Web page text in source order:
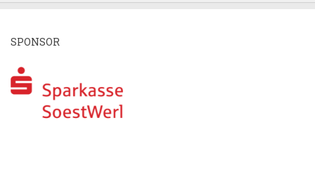
SPONSOR